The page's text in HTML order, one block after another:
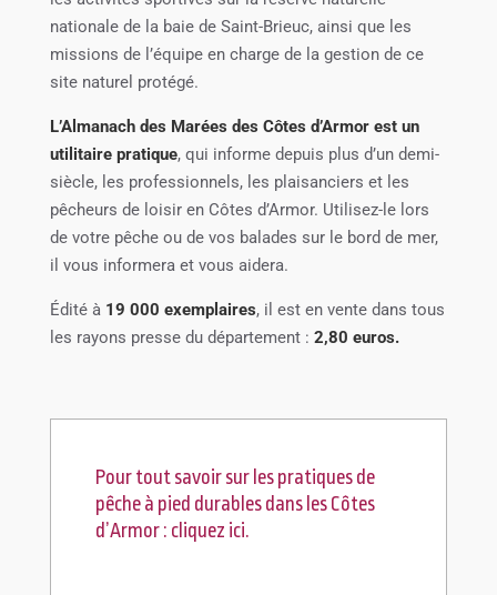
nationale de la baie de Saint-Brieuc, ainsi que les
missions de l’équipe en charge de la gestion de ce
site naturel protégé.
L’Almanach des Marées des Côtes d’Armor est un
utilitaire pratique, qui informe depuis plus d’un demi-
siècle, les professionnels, les plaisanciers et les
pêcheurs de loisir en Côtes d’Armor. Utilisez-le lors
de votre pêche ou de vos balades sur le bord de mer,
il vous informera et vous aidera.
Édité à 19 000 exemplaires, il est en vente dans tous
les rayons presse du département : 2,80 euros.
Pour tout savoir sur les pratiques de
pêche à pied durables dans les Côtes
d’Armor : cliquez ici.